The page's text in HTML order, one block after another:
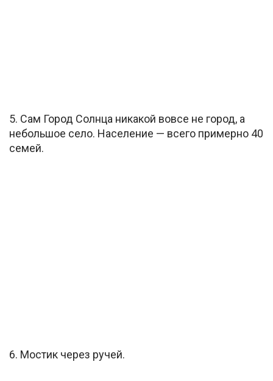
5. Сам Город Солнца никакой вовсе не город, а
небольшое село. Население — всего примерно 40
семей.
6. Мостик через ручей.